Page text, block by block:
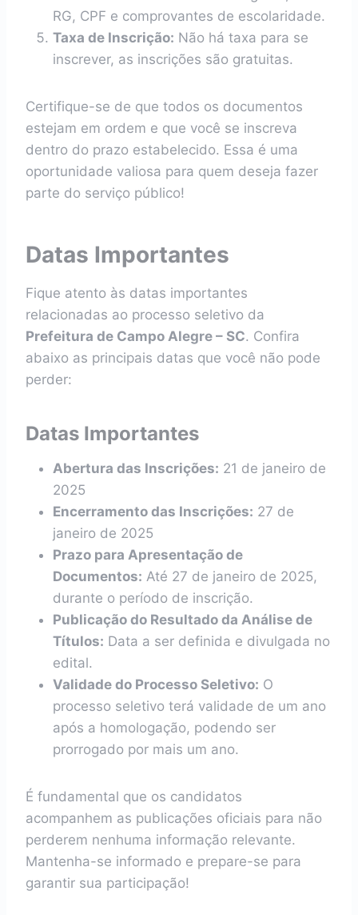
RG, CPF e comprovantes de escolaridade.
Taxa de Inscrição: Não há taxa para se
inscrever, as inscrições são gratuitas.
Certifique-se de que todos os documentos
estejam em ordem e que você se inscreva
dentro do prazo estabelecido. Essa é uma
oportunidade valiosa para quem deseja fazer
parte do serviço público!
Datas Importantes
Fique atento às datas importantes
relacionadas ao processo seletivo da
Prefeitura de Campo Alegre – SC. Confira
abaixo as principais datas que você não pode
perder:
Datas Importantes
Abertura das Inscrições: 21 de janeiro de
2025
Encerramento das Inscrições: 27 de
janeiro de 2025
Prazo para Apresentação de
Documentos: Até 27 de janeiro de 2025,
durante o período de inscrição.
Publicação do Resultado da Análise de
Títulos: Data a ser definida e divulgada no
edital.
Validade do Processo Seletivo: O
processo seletivo terá validade de um ano
após a homologação, podendo ser
prorrogado por mais um ano.
É fundamental que os candidatos
acompanhem as publicações oficiais para não
perderem nenhuma informação relevante.
Mantenha-se informado e prepare-se para
garantir sua participação!